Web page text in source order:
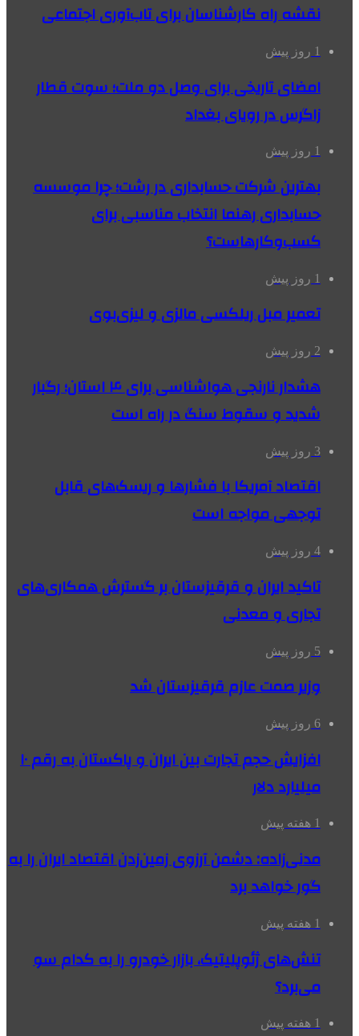
نقشه راه کارشناسان برای تاب‌آوری اجتماعی
1 روز پیش
امضای تاریخی برای وصل دو ملت؛ سوت قطار
زاگرس در رویای بغداد
1 روز پیش
بهترین شرکت حسابداری در رشت؛ چرا موسسه
حسابداری رهنما انتخاب مناسبی برای
کسب‌وکارهاست؟
1 روز پیش
تعمیر مبل ریلکسی مالزی و لیزی‌بوی
2 روز پیش
هشدار نارنجی هواشناسی برای ۴ استان؛ رگبار
شدید و سقوط سنگ در راه است
3 روز پیش
اقتصاد آمریکا با فشارها و ریسک‌های قابل
توجهی مواجه است
4 روز پیش
تاکید ایران و قرقیزستان بر گسترش همکاری‌های
تجاری و معدنی
5 روز پیش
وزیر صمت عازم قرقیزستان شد
6 روز پیش
افزایش حجم تجارت بین ایران و پاکستان به رقم ۱۰
میلیارد دلار
1 هفته پیش
مدنی‌زاده: دشمن آرزوی زمین‌زدن اقتصاد ایران را به
گور خواهد برد
1 هفته پیش
تنش‌های ژئوپلیتیک، بازار خودرو را به کدام سو
می‌برد؟
1 هفته پیش